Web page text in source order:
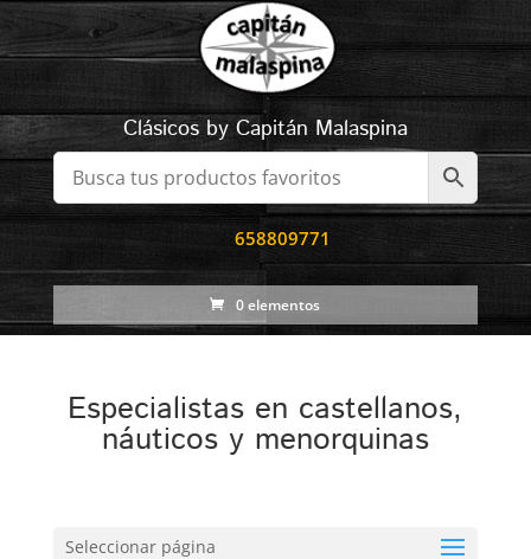
Clásicos by Capitán Malaspina
658809771
0 elementos
Especialistas en castellanos,
náuticos y menorquinas
Seleccionar página